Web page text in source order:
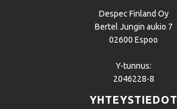
Despec Finland Oy
Bertel Jungin aukio 7
02600 Espoo
Y-tunnus:
2046228-8
YHTEYSTIEDOT